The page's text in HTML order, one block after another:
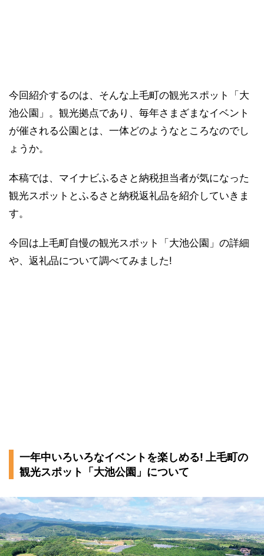
今回紹介するのは、そんな上毛町の観光スポット「大
池公園」。観光拠点であり、毎年さまざまなイベント
が催される公園とは、一体どのようなところなのでし
ょうか。
本稿では、マイナビふるさと納税担当者が気になった
観光スポットとふるさと納税返礼品を紹介していきま
す。
今回は上毛町自慢の観光スポット「大池公園」の詳細
や、返礼品について調べてみました!
一年中いろいろなイベントを楽しめる! 上毛町の
観光スポット「大池公園」について